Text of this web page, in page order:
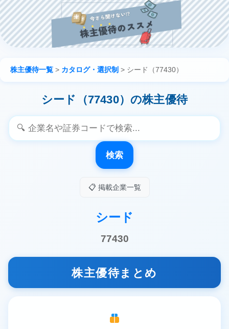
株主優待一覧 > カタログ・選択制 > シード（77430）
シード（77430）の株主優待
検索
📋 掲載企業一覧
シード
77430
株主優待まとめ